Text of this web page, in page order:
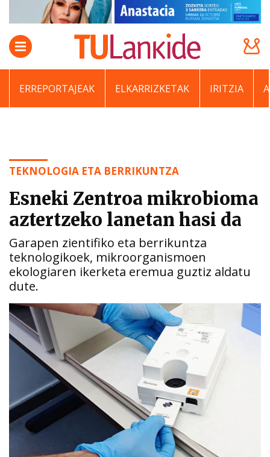
ERREPORTAJEAK ELKARRIZKETAK IRITZIA
TEKNOLOGIA ETA BERRIKUNTZA
Esneki Zentroa mikrobioma
aztertzeko lanetan hasi da
Garapen zientifiko eta berrikuntza
teknologikoek, mikroorganismoen
ekologiaren ikerketa eremua guztiz aldatu
dute.